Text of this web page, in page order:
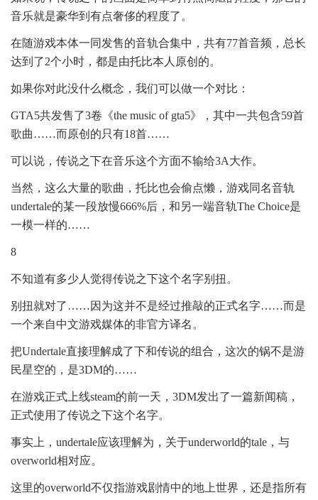
音乐就是豪华到有点奢侈的程度了。
在随游戏本体一同发售的音轨合集中，共有77首音频，总长
达到了2个小时，都是由托比本人原创的。
如果你对此没什么概念，我们可以做一个对比：
GTA5共发售了3卷《the music of gta5》，其中一共包含59首
歌曲……而原创的只有18首……
可以说，传说之下在音乐这个方面不输给3A大作。
当然，这么大量的歌曲，托比也会偷点懒，游戏同名音轨
undertale的某一段放慢666%后，和另一端音轨The Choice是
一模一样的……
8
不知道有多少人觉得传说之下这个名字别扭。
别扭就对了……因为这并不是经过推敲的正式名字……而是
一个来自中文游戏媒体的非官方译名。
把Undertale直接理解成了下和传说的组合，这次的锅不是游
民星空的，是3DM的……
在游戏正式上线steam的前一天，3DM发出了一篇新闻稿，
正式使用了传说之下这个名字。
事实上，undertale应该理解为，关于underworld的tale，与
overworld相对应。
这里的overworld不仅指游戏剧情中的地上世界，还是指所有